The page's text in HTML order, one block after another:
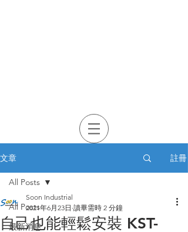
文章 註冊
All Posts
最新消息
All Posts
自己也能輕鬆安裝 KST-
Soon Industrial
2021年6月23日 讀畢需時 2 分鐘